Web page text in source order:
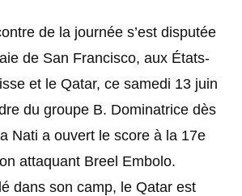
de la journée s’est disputée
de San Francisco, aux États-
et le Qatar, ce samedi 13 juin
du groupe B. Dominatrice dès
Nati a ouvert le score à la 17e
attaquant Breel Embolo.
dans son camp, le Qatar est